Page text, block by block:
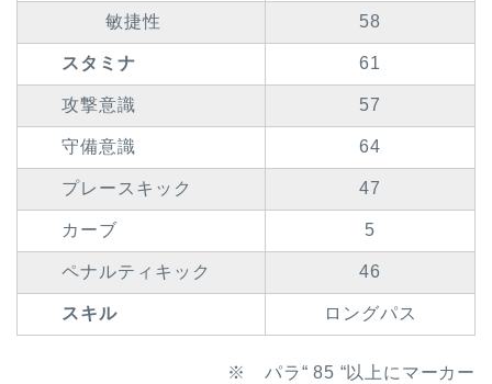
敏捷性 58
スタミナ 61
攻撃意識 57
守備意識 64
プレースキック 47
カーブ 5
ペナルティキック 46
スキル ロングパス
※ パラ“ 85 “以上にマーカー